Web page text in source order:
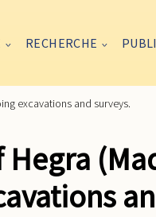
RECHERCHE
excavations and surveys.
Hegra